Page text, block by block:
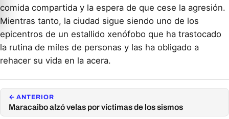
comida compartida y la espera de que cese la agresión.
Mientras tanto, la ciudad sigue siendo uno de los
epicentros de un estallido xenófobo que ha trastocado
la rutina de miles de personas y las ha obligado a
rehacer su vida en la acera.
← ANTERIOR
Maracaibo alzó velas por víctimas de los sismos